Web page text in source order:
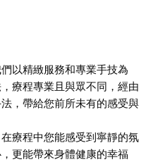
以精緻服務和專業手技為
療程專業且與眾不同，經由
，帶給您前所未有的感受與
療程中您能感受到寧靜的氛
更能帶來身體健康的幸福